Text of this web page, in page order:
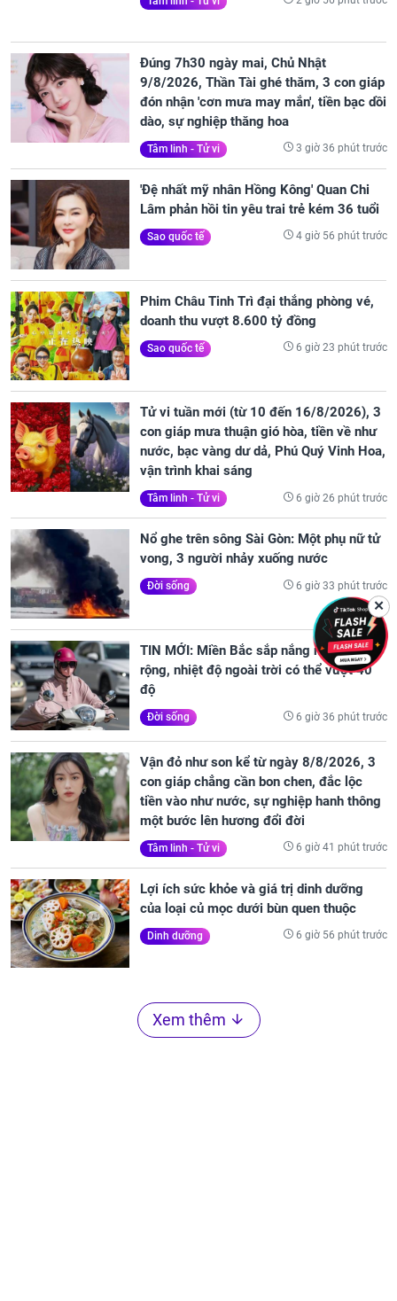
Đúng 7h30 ngày mai, Chủ Nhật
9/8/2026, Thần Tài ghé thăm, 3 con giáp
đón nhận 'cơn mưa may mắn', tiền bạc dồi
dào, sự nghiệp thăng hoa
Tâm linh - Tử vi 3 giờ 36 phút trước
'Đệ nhất mỹ nhân Hồng Kông' Quan Chi
Lâm phản hồi tin yêu trai trẻ kém 36 tuổi
Sao quốc tế 4 giờ 56 phút trước
Phim Châu Tinh Trì đại thắng phòng vé,
doanh thu vượt 8.600 tỷ đồng
Sao quốc tế 6 giờ 23 phút trước
Tử vi tuần mới (từ 10 đến 16/8/2026), 3
con giáp mưa thuận gió hòa, tiền về như
nước, bạc vàng dư dả, Phú Quý Vinh Hoa,
vận trình khai sáng
Tâm linh - Tử vi 6 giờ 26 phút trước
Nổ ghe trên sông Sài Gòn: Một phụ nữ tử
vong, 3 người nhảy xuống nước
Đời sống 6 giờ 33 phút trước
TIN MỚI: Miền Bắc sắp nắng nóng diện
rộng, nhiệt độ ngoài trời có thể vượt 40
độ
Đời sống 6 giờ 36 phút trước
Vận đỏ như son kể từ ngày 8/8/2026, 3
con giáp chẳng cần bon chen, đắc lộc
tiền vào như nước, sự nghiệp hanh thông
một bước lên hương đổi đời
Tâm linh - Tử vi 6 giờ 41 phút trước
Lợi ích sức khỏe và giá trị dinh dưỡng
của loại củ mọc dưới bùn quen thuộc
Dinh dưỡng 6 giờ 56 phút trước
Xem thêm
✕